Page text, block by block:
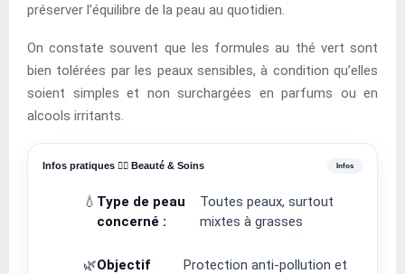
préserver l’équilibre de la peau au quotidien.
On constate souvent que les formules au thé vert sont
bien tolérées par les peaux sensibles, à condition qu’elles
soient simples et non surchargées en parfums ou en
alcools irritants.
Infos pratiques 💆‍♀️ Beauté & Soins
💧 Type de peau
concerné :
Toutes peaux, surtout
mixtes à grasses
🌿Objectif
Protection anti-pollution et